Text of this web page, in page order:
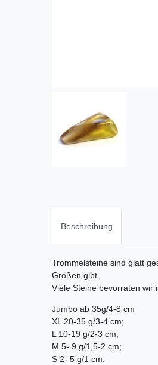
Beschreibung
Trommelsteine sind glatt
Größen gibt.
Viele Steine bevorraten wir
Jumbo ab 35g/4-8 cm
XL 20-35 g/3-4 cm;
L 10-19 g/2-3 cm;
M 5- 9 g/1,5-2 cm;
S 2- 5 g/1 cm.